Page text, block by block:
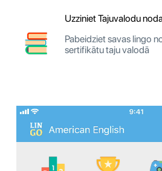
Uzziniet Tajuvalodu
Pabeidziet savas lingo
sertifikātu taju valodā